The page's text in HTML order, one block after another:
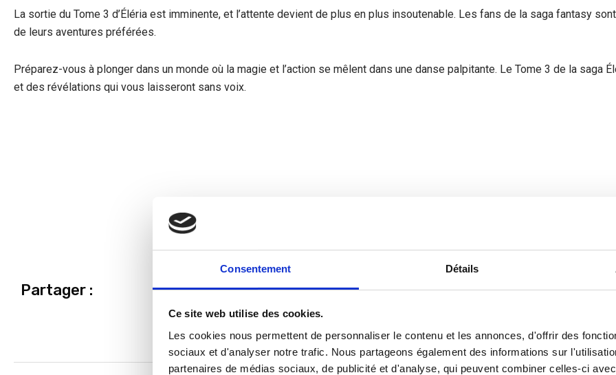
Consentement Détails
Ce site web utilise des cookies.
Les cookies nous permettent de personnaliser le contenu et les annonces, d'offrir des
sociaux et d'analyser notre trafic. Nous partageons également des informations sur
partenaires de médias sociaux, de publicité et d'analyse, qui peuvent combiner celles-ci
La sortie du Tome 3 d’Éléria est imminente, et l’attente devient de plus en plus insoutenable. Les fans de la saga fantasy
de leurs aventures préférées.
Préparez-vous à plonger dans un monde où la magie et l’action se mêlent dans une danse palpitante. Le Tome 3 de la saga
et des révélations qui vous laisseront sans voix.
Partager : Facebook Twitter Pinterest LinkedIn